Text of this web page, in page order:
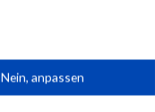
Nein, anpassen